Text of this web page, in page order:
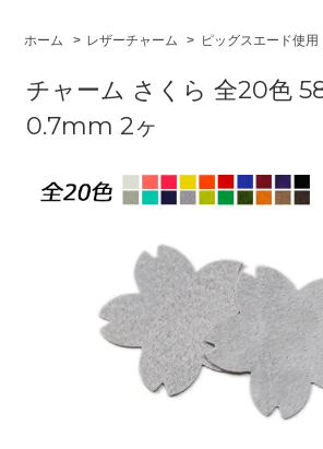
ホーム > レザーチャーム > ピッグスエード使用
チャーム さくら 全20色
0.7mm 2ヶ